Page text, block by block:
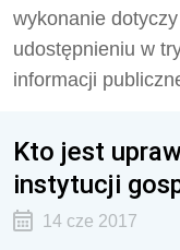
wykonanie
udostępnieniu w
informacji
Kto jest
instytucji
14 cze 2017